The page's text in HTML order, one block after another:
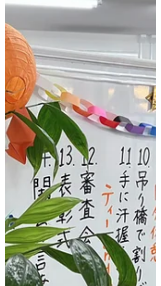
頭の中」 についてお話したいと思います。
がるテーマです。 前回お話した 常に頭がフ
ル回転していたり 情報量が多いために整理
が追いつかない など、みなさんの頭の中の
状態は どうなっていますか？ 頭の中がいっ
ぱいいっぱいになっているが 気づいていな
い 考えているが、なんかぼーっとしてしま
う あっちこっちと考えが飛んでしまう 1つ
のことばかりずっと考えてしまう など、よ
く話に挙がる思考です。 もちろん、良い悪
いではないと思いますが その状態で、疲労
など感じている場合は 対処法を考えるのも
アイデアだと思います。 そして、「自分の
頭の中」の状態を 把握していくのは、自己
理解する上では とても大切だと思います。
見学や説明会は、随時受け付けております。
また、ご不安なことやお困りごとなど 個別
のご相談も合わせて お伺いすることも可能
です。 どうぞ、お気軽にお問い合わせくだ
さい。 ～お互いの違いを